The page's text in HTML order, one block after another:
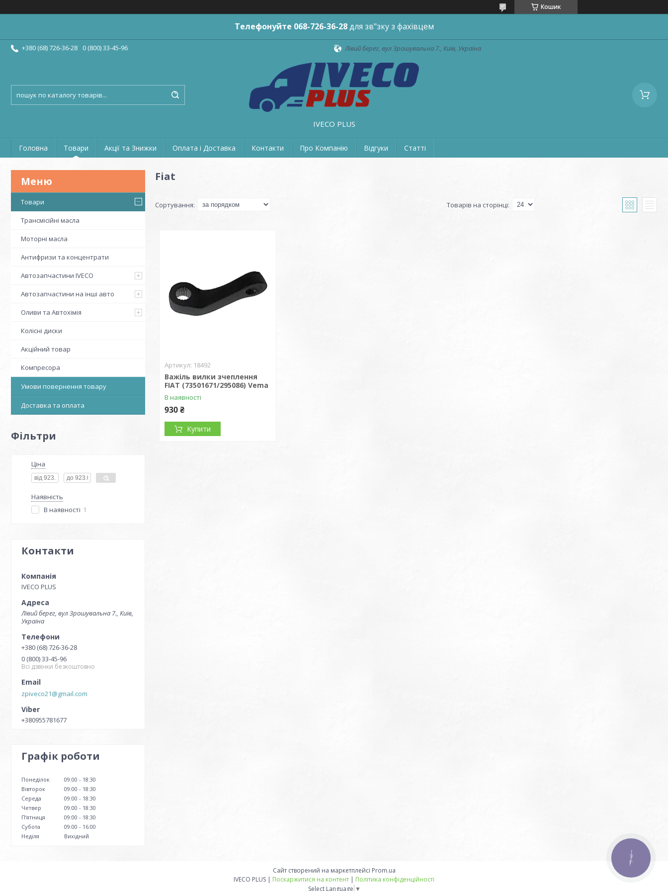
Кошик
Телефонуйте 068-726-36-28для зв"зку з фахівцем
+380 (68) 726-36-28 0 (800) 33-45-96 Лівий берег, вул Зрошувальна 7., Київ, Україна
IVECO PLUS
Головна Товари Акції та Знижки Оплата і Доставка Контакти Про Компанію Відгуки Статті
Товари
Трансмісійні масла
Моторні масла
Антифризи та концентрати
Автозапчастини IVECO
Автозапчастини на інші авто
Оливи та Автохімія
Колісні диски
Акційний товар
Компресора
Умови повернення товару
Доставка та оплата
Фільтри
Ціна
Наявність
В наявності 1
Контакти
IVECO PLUS
Лівий берег, вул Зрошувальна 7., Київ,
Україна
+380 (68) 726-36-28
0 (800) 33-45-96
Всі дзвінки безкоштовно
zpiveco21@gmail.com
+380955781677
Графік роботи
Понеділок 09:00
18:30
Вівторок
09:00
18:30
Середа
09:00
18:30
Четвер
09:00
18:30
Пʼятниця
09:00
18:30
Субота
09:00
16:00
Неділя
Вихідний
Fiat
18492
Важіль вилки зчеплення
FIAT (73501671/295086) Vema
В наявності
930 ₴
Купити
Сайт створений на маркетплейсі Prom.ua
IVECO PLUS | Поскаржитися на контент | Політика конфіденційності
Select Language ▼
КНОПКА
ЗВ'ЯЗКУ